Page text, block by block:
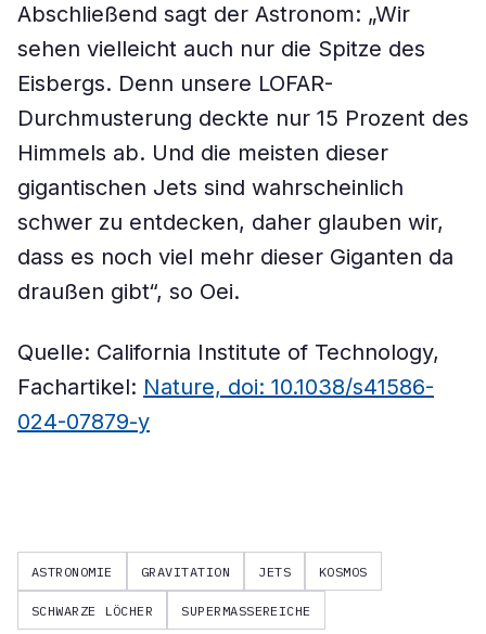
Abschließend sagt der Astronom: „Wir
sehen vielleicht auch nur die Spitze des
Eisbergs. Denn unsere LOFAR-
Durchmusterung deckte nur 15 Prozent des
Himmels ab. Und die meisten dieser
gigantischen Jets sind wahrscheinlich
schwer zu entdecken, daher glauben wir,
dass es noch viel mehr dieser Giganten da
draußen gibt“, so Oei.
Quelle: California Institute of Technology,
Fachartikel: Nature, doi: 10.1038/s41586-
024-07879-y
ASTRONOMIE GRAVITATION JETS KOSMOS
SCHWARZE LÖCHER SUPERMASSEREICHE